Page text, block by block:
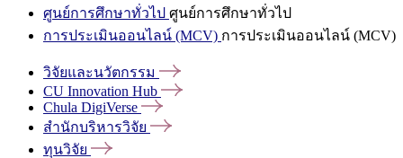
ศูนย์การศึกษาทั่วไป ศูนย์การศึกษาทั่วไป
การประเมินออนไลน์ (MCV) การประเมินออนไลน์ (MCV)
วิจัยและนวัตกรรม
CU Innovation Hub
Chula DigiVerse
สำนักบริหารวิจัย
ทุนวิจัย